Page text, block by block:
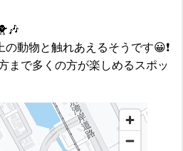
動物と触れあえるそうです😀❗️
まで多くの方が楽しめるスポッ